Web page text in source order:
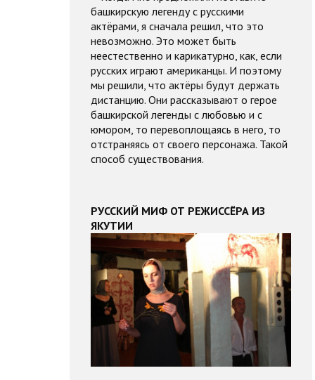
башкирскую легенду с русскими
актёрами, я сначала решил, что это
невозможно. Это может быть
неестественно и карикатурно, как, если
русских играют американцы. И поэтому
мы решили, что актёры будут держать
дистанцию. Они рассказывают о герое
башкирской легенды с любовью и с
юмором, то перевоплощаясь в него, то
отстраняясь от своего персонажа. Такой
способ существования.
РУССКИЙ МИФ ОТ РЕЖИССЁРА ИЗ
ЯКУТИИ